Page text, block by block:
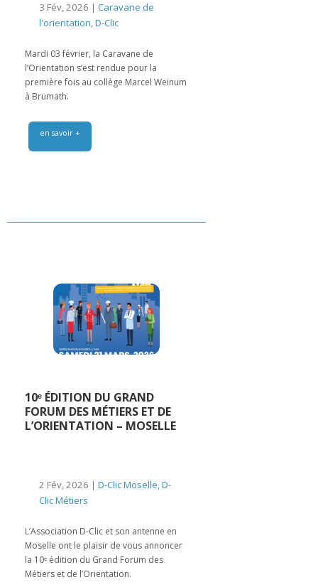
3 Fév, 2026 | Caravane de
l'orientation D-Clic
Mardi 03 février, la Caravane de
l’Orientation s’est rendue pour la
première fois au collège Marcel Weinum
à Brumath.
en savoir +
10ᵉ ÉDITION DU GRAND
FORUM DES MÉTIERS ET DE
L’ORIENTATION – MOSELLE
2 Fév, 2026 | D-Clic Moselle,D-
Clic Métiers
L’Association D-Clic et son antenne en
Moselle ont le plaisir de vous annoncer
la 10ᵉ édition du Grand Forum des
Métiers et de l’Orientation.